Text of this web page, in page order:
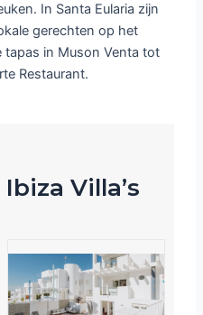
In Santa Eularia zijn
gerechten op het
tapas in Muson Venta tot
Restaurant.
Villa’s